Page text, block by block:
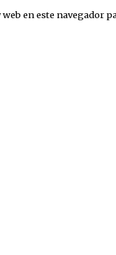
en este navegador